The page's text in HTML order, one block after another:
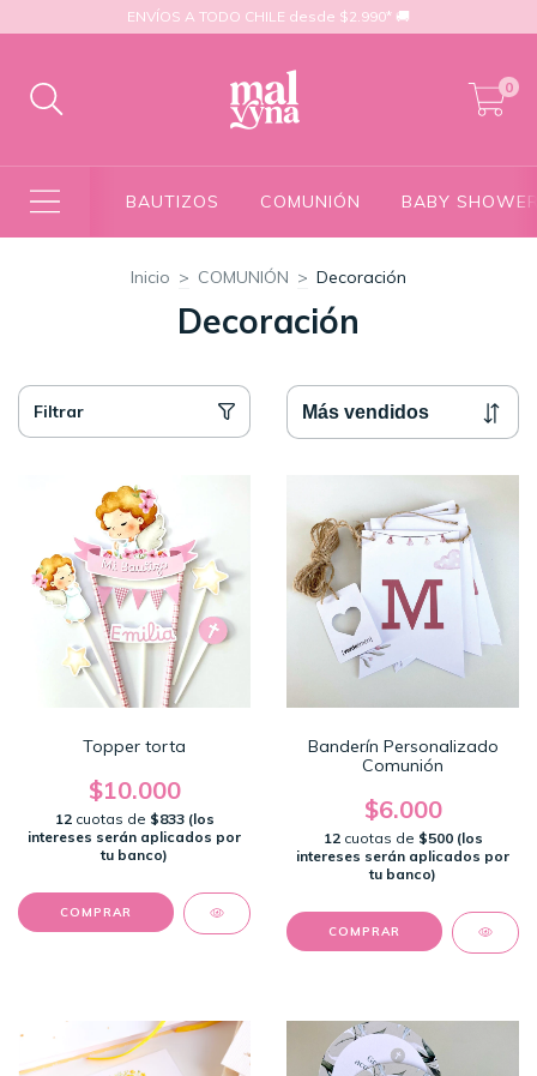
ENVÍOS A TODO CHILE desde $2.990* 🚚
0
BAUTIZOS COMUNIÓN BABY
Inicio > COMUNIÓN > Decoración
Decoración
Filtrar
Topper torta
$10.000
12 cuotas de $833 (los
intereses serán aplicados por
tu banco)
Banderín Personalizado
Comunión
$6.000
12 cuotas de $500 (los
intereses serán aplicados por
tu banco)
COMPRAR